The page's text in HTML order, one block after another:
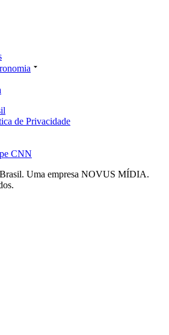
de Privacidade
CNN
Uma empresa NOVUS MÍDIA.